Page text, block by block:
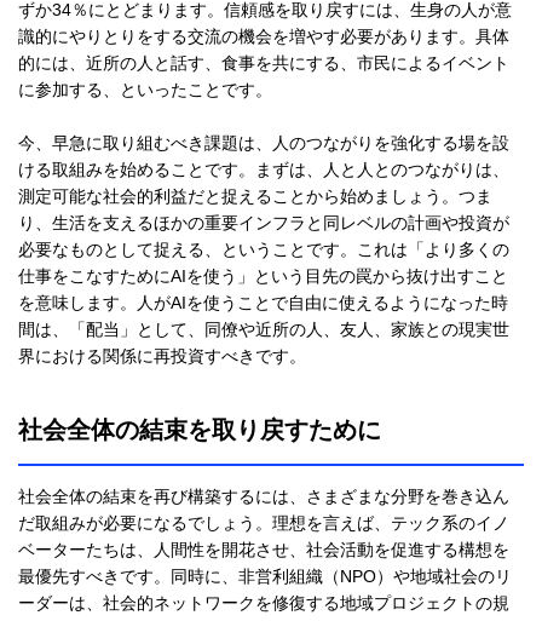
ずか34％にとどまります。信頼感を取り戻すには、生身の人が意
識的にやりとりをする交流の機会を増やす必要があります。具体
的には、近所の人と話す、食事を共にする、市民によるイベント
に参加する、といったことです。
今、早急に取り組むべき課題は、人のつながりを強化する場を設
ける取組みを始めることです。まずは、人と人とのつながりは、
測定可能な社会的利益だと捉えることから始めましょう。つま
り、生活を支えるほかの重要インフラと同レベルの計画や投資が
必要なものとして捉える、ということです。これは「より多くの
仕事をこなすためにAIを使う」という目先の罠から抜け出すこと
を意味します。人がAIを使うことで自由に使えるようになった時
間は、「配当」として、同僚や近所の人、友人、家族との現実世
界における関係に再投資すべきです。
社会全体の結束を取り戻すために
社会全体の結束を再び構築するには、さまざまな分野を巻き込ん
だ取組みが必要になるでしょう。理想を言えば、テック系のイノ
ベーターたちは、人間性を開花させ、社会活動を促進する構想を
最優先すべきです。同時に、非営利組織（NPO）や地域社会のリ
ーダーは、社会的ネットワークを修復する地域プロジェクトの規